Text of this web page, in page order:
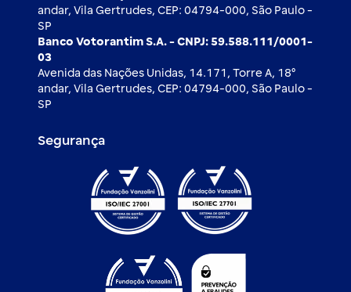
andar, Vila Gertrudes, CEP: 04794-000, São Paulo -
SP
Banco Votorantim S.A. - CNPJ: 59.588.111/0001-
03
Avenida das Nações Unidas, 14.171, Torre A, 18⁰
andar, Vila Gertrudes, CEP: 04794-000, São Paulo -
SP
Segurança